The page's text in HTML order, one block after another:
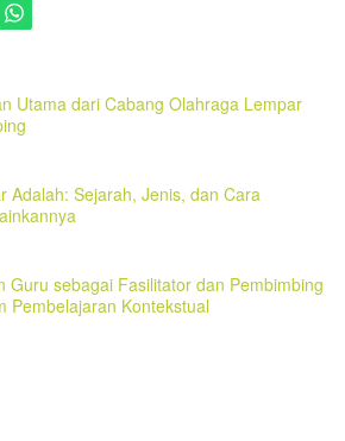
Utama dari Cabang Olahraga Lempar
Adalah: Sejarah, Jenis, dan Cara
Guru sebagai Fasilitator dan Pembimbing
Pembelajaran Kontekstual